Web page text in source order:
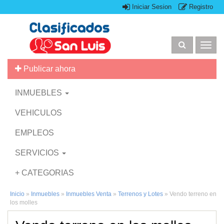
Iniciar Sesion Registro
Publicar ahora
INMUEBLES
VEHICULOS
EMPLEOS
SERVICIOS
+ CATEGORIAS
Inicio » Inmuebles » Inmuebles Venta » Terrenos y Lotes » Vendo terreno en
los molles